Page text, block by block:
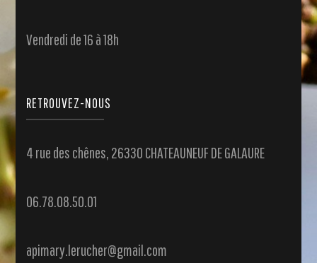
Vendredi de 16 à 18h
RETROUVEZ-NOUS
4 rue des chênes, 26330 CHATEAUNEUF DE GALAURE
06.78.08.50.01
apimary.lerucher@gmail.com